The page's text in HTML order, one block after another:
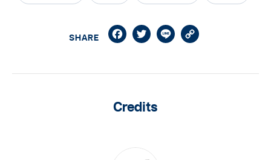
SHARE FacebookTwitterLine
Credits